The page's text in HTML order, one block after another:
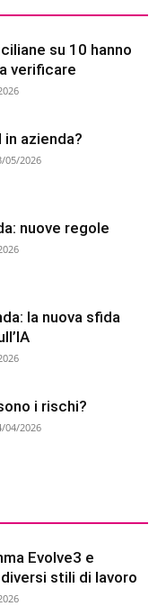
su 10 hanno
verificare
in azienda?
05/2026
nuove regole
la nuova sfida
i rischi?
04/2026
Evolve3 e
stili di lavoro